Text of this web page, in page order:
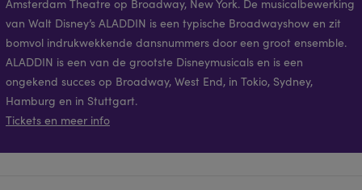
Amsterdam Theatre op Broadway, New York. De musicalbewerking
van Walt Disney’s ALADDIN is een typische Broadwayshow en zit
bomvol indrukwekkende dansnummers door een groot ensemble.
ALADDIN is een van de grootste Disneymusicals en is een
ongekend succes op Broadway, West End, in Tokio, Sydney,
Hamburg en in Stuttgart.
Tickets en meer info